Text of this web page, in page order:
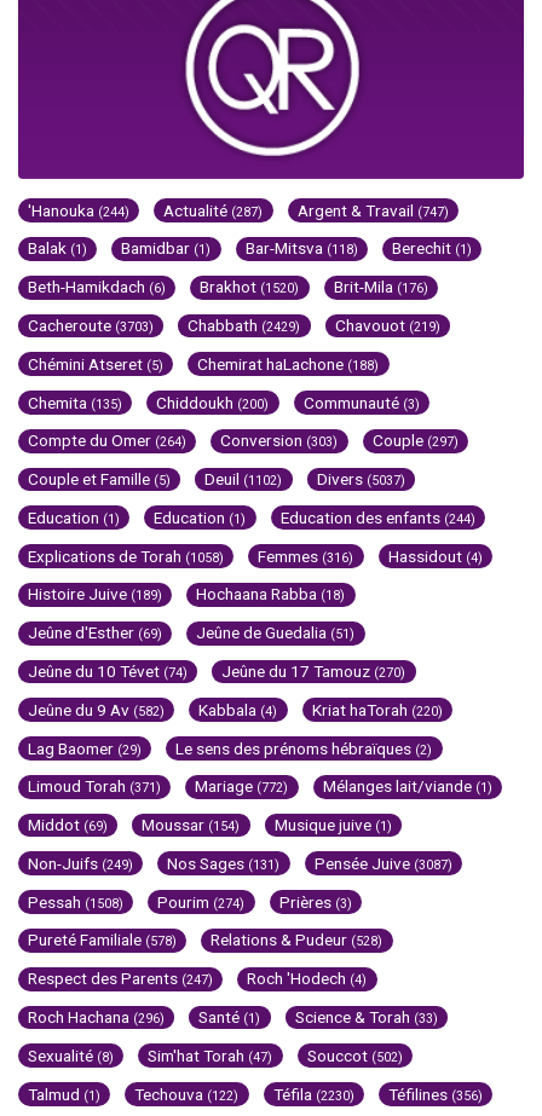
'Hanouka (244) Actualité (287) Argent & Travail (747)
Balak (1) Bamidbar (1) Bar-Mitsva (118) Berechit (1)
Beth-Hamikdach (6) Brakhot (1520) Brit-Mila (176)
Cacheroute (3703) Chabbath (2429) Chavouot (219)
Chémini Atseret (5) Chemirat haLachone (188)
Chemita (135) Chiddoukh (200) Communauté (3)
Compte du Omer (264) Conversion (303) Couple (297)
Couple et Famille (5) Deuil (1102) Divers (5037)
Education (1) Education (1) Education des enfants (244)
Explications de Torah (1058) Femmes (316) Hassidout (4)
Histoire Juive (189) Hochaana Rabba (18)
Jeûne d'Esther (69) Jeûne de Guedalia (51)
Jeûne du 10 Tévet (74) Jeûne du 17 Tamouz (270)
Jeûne du 9 Av (582) Kabbala (4) Kriat haTorah (220)
Lag Baomer (29) Le sens des prénoms hébraïques (2)
Limoud Torah (371) Mariage (772) Mélanges lait/viande (1)
Middot (69) Moussar (154) Musique juive (1)
Non-Juifs (249) Nos Sages (131) Pensée Juive (3087)
Pessah (1508) Pourim (274) Prières (3)
Pureté Familiale (578) Relations & Pudeur (528)
Respect des Parents (247) Roch 'Hodech (4)
Roch Hachana (296) Santé (1) Science & Torah (33)
Sexualité (8) Sim'hat Torah (47) Souccot (502)
Talmud (1) Techouva (122) Téfila (2230) Téfilines (356)